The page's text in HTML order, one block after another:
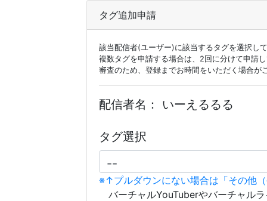
タグ追加申請
該当配信者(ユーザー)に該当するタグを選択し
複数タグを申請する場合は、2回に分けて申請
審査のため、登録までお時間をいただく場合が
配信者名： いーえるるる
タグ選択
※↑プルダウンにない場合は「その他
バーチャルYouTuberやバーチャル